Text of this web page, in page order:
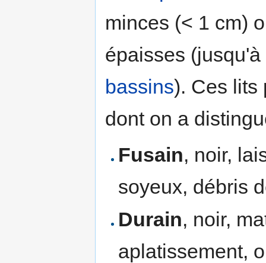
minces (< 1 cm)
épaisses
bassins). Ces lits
dont on a
Fusain, noir,
soyeux, débris
Durain, noir,
aplatissement,